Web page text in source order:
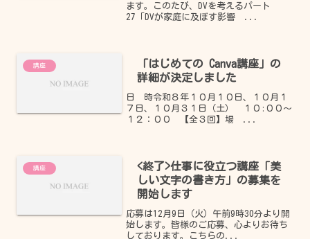
ます。このたび、DVを考えるパート
27「DVが家庭に及ぼす影響 ...
講座
「はじめての Canva講座」の
詳細が決定しました
日 時令和８年１０月１０日、１０月１
７日、１０月３１日（土） １０:００～
１２：００ 【全３回】場 ...
講座
<終了>仕事に役立つ講座「美
しい文字の書き方」の募集を
開始します
応募は12月9日（火）午前9時30分より開
始します。皆様のご応募、心よりお待ち
しております。こちらの...